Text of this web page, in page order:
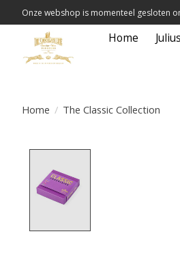
Onze webshop is momenteel gesloten
Home
Home / The Classic Collection